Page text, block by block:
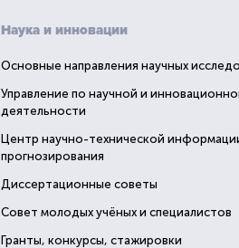
Наука и инновации
Основные направления научных
Управление по научной и
деятельности
Центр научно-технической
прогнозирования
Диссертационные советы
Совет молодых учёных и специалистов
Гранты, конкурсы, стажировки